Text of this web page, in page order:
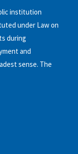
institution
under Law on
during
and
sense. The